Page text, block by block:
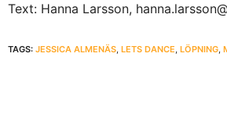
Text: Hanna Larsson,
TAGS: JESSICA ALMENÄS, LETS DANCE, LÖPNING,